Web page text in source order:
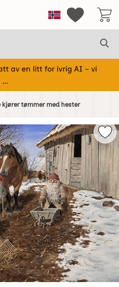
for NostalgiskaNorge Mine
av en litt for ivrig AI – vi
kjører tømmer med hester